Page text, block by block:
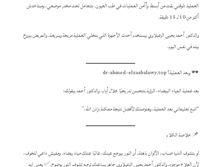
العملية دلوقتي بقت من أبسط وأأمن العمليات في طب العيون. بتتعامل تحت مخدر موضعي، ومبتاخدش
أكتر من 10 لـ 15 دقيقة.
والدكتور أحمد يحيى الزعبلاوي بيستخدم أحدث الأجهزة اللي بتخلي العملية مريحة وسريعة، والمريض بيروح
بيته في نفس اليوم.
🕶️ وبعد العملية؟ dr-ahmed-elzaabalawy.top
بعد عملية المياه البيضاء، الرؤية بتتحسن تدريجيًا خلال أيام. والدكتور أحمد بيقولك:
“اتبع تعليماتي بعد العملية، وهنوصلك لأفضل نتيجة ممكنة بإذن الله.”
📌 خلاصة الكلام
لو بتشوف الدنيا ضباب، الألوان باهتة، أو النور بيوجع عينك، غالبًا عندك مياه بيضاء. ومفيش داعي للخوف،
لأن العلاج موجود، والدكتور أحمد يحيى الزعبلاوي جاهز يساعدك ترجع تشوف النور بوضوح.✅ يعني إيه